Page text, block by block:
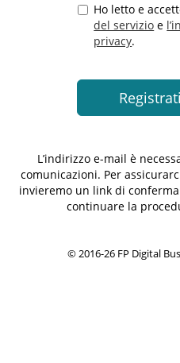
Ho letto e
del servizio e
privacy.
L’indirizzo e-mail è
comunicazioni. Per
invieremo un link di
continuare la
© 2016-26 FP Digital